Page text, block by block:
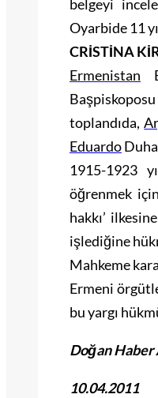
belgeyi
Oyarbide 11
CRİSTİNA
Ermenistan
toplandıda,
Eduardo
1915-1923
öğrenmek için
hakkı’
işlediğine
Mahkeme
Ermeni
bu yargı
Doğan Haber
10.04.2011